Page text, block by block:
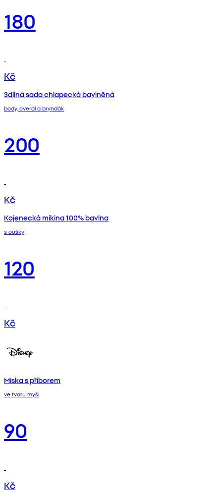
180
Kč
3dílná sada chlapecká bavlněná
body, overal a bryndák
200
Kč
Kojenecká mikina 100% bavlna
s oušky
120
Kč
Miska s příborem
ve tvaru myši
90
Kč